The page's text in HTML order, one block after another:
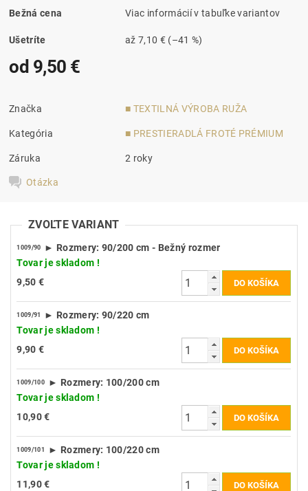
Bežná cena Viac informácií v tabuľke variantov
Ušetríte až7,10 € (–41 %)
od 9,50 €
Značka ■ TEXTILNÁ VÝROBA RUŽA
Kategória ■ PRESTIERADLÁ FROTÉ PRÉMIUM
Záruka 2 roky
Otázka
ZVOĽTE VARIANT
1009/90
► Rozmery: 90/200 cm - Bežný rozmer
Tovar je skladom !
9,50 €
1009/91
► Rozmery: 90/220 cm
Tovar je skladom !
9,90 €
1009/100
► Rozmery: 100/200 cm
Tovar je skladom !
10,90 €
1009/101
► Rozmery: 100/220 cm
Tovar je skladom !
11,90 €